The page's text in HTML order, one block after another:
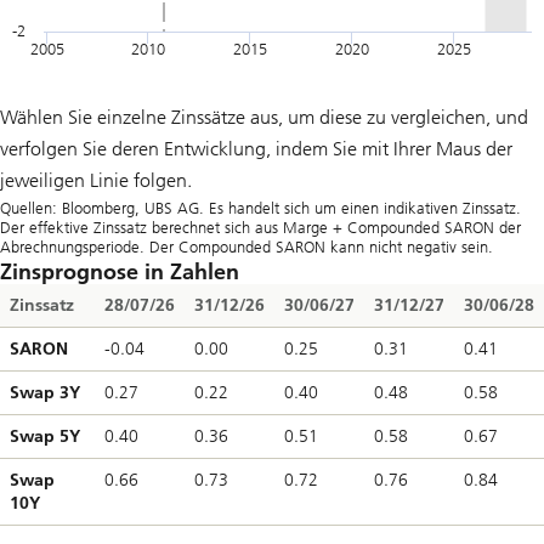
2005 2010 2015 2020 2025
-2
Wählen Sie einzelne Zinssätze aus, um diese zu vergleichen, und
verfolgen Sie deren Entwicklung, indem Sie mit Ihrer Maus der
jeweiligen Linie folgen.
Quellen: Bloomberg, UBS AG. Es handelt sich um einen indikativen Zinssatz.
Der effektive Zinssatz berechnet sich aus Marge + Compounded SARON der
Abrechnungsperiode. Der Compounded SARON kann nicht negativ sein.
Zinsprognose in Zahlen
Zinssatz 28/07/26 31/12/26 30/06/27 31/12/27 30/06/28
SARON -0.04 0.00 0.25 0.31 0.41
Swap 3Y 0.27 0.22 0.40 0.48 0.58
Swap 5Y 0.40 0.36 0.51 0.58 0.67
Swap
10Y
0.66 0.73 0.72 0.76 0.84